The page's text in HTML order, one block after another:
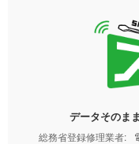
データそのま
総務省登録修理業者: